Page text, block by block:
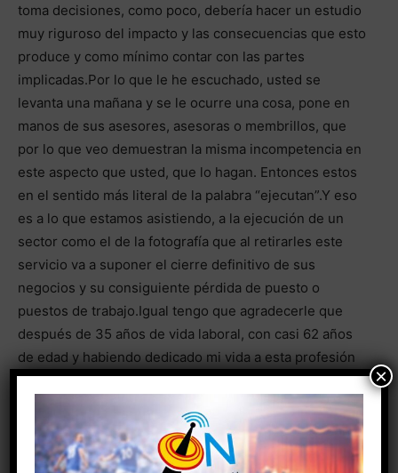
toma decisiones, como poco, debería hacer un estudio
muy riguroso del impacto y las consecuencias que esto
produce y como mínimo contar con las partes
implicadas.Por lo que le he escuchado, usted se
levanta una mañana y se le ocurre una cosa, pone en
manos de sus asesores, asesoras o membrillos, que
por lo que veo demuestran la misma incompetencia en
este aspecto que usted, que lo hagan. Entonces estos
en el sentido más literal de la palabra “ejecutan”.Y eso
es a lo que estamos asistiendo, a la ejecución de un
sector como el de la fotografía que al retirarles este
servicio va a suponer el cierre definitivo de sus
negocios y su consiguiente pérdida de puesto o
puestos de trabajo.Igual tengo que agradecerle que
después de 35 años de vida laboral, con casi 62 años
de edad y habiendo dedicado mi vida a esta profesión
usted se cargue de un plumazo mi trabajo.Alternativas,
por lo que veo, ninguna. Porque podía colocarnos a las
fotógrafos en las comisarías de policía como
funcionarios a hacer las fotos; por ejemplo.O algo más
×